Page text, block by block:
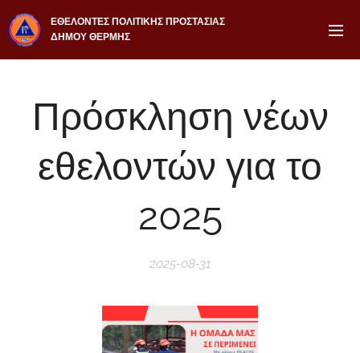
ΕΘΕΛΟΝΤΕΣ ΠΟΛΙΤΙΚΗΣ ΠΡΟΣΤΑΣΙΑΣ
ΔΗΜΟΥ ΘΕΡΜΗΣ
Πρόσκληση νέων
εθελοντών για το
2025
2025-08-31